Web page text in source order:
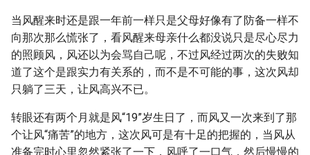
当风醒来时还是跟一年前一样只是父母好像有了防备一样不
向那次那么慌张了，看风醒来母亲什么都没说只是尽心尽力
的照顾风，风还以为会骂自己呢，不过风经过两次的失败知
道了这个是跟实力有关系的，而不是不可能的事，这次风却
只躺了三天，让风高兴不已。
转眼还有两个月就是风“19”岁生日了，而风又一次来到了那
个让风“痛苦”的地方，这次风可是有十足的把握的，当风从
准备完时心里忽然紧张了一下，风呼了一口气，然后慢慢的